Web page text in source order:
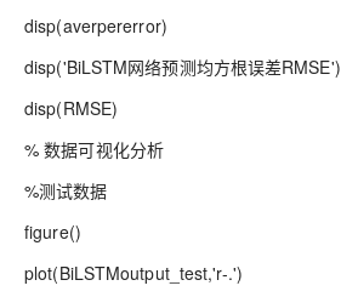
disp(averpererror)
disp('BiLSTM网络预测均方根误差RMSE')
disp(RMSE)
% 数据可视化分析
%测试数据
figure()
plot(BiLSTMoutput_test,'r-.')